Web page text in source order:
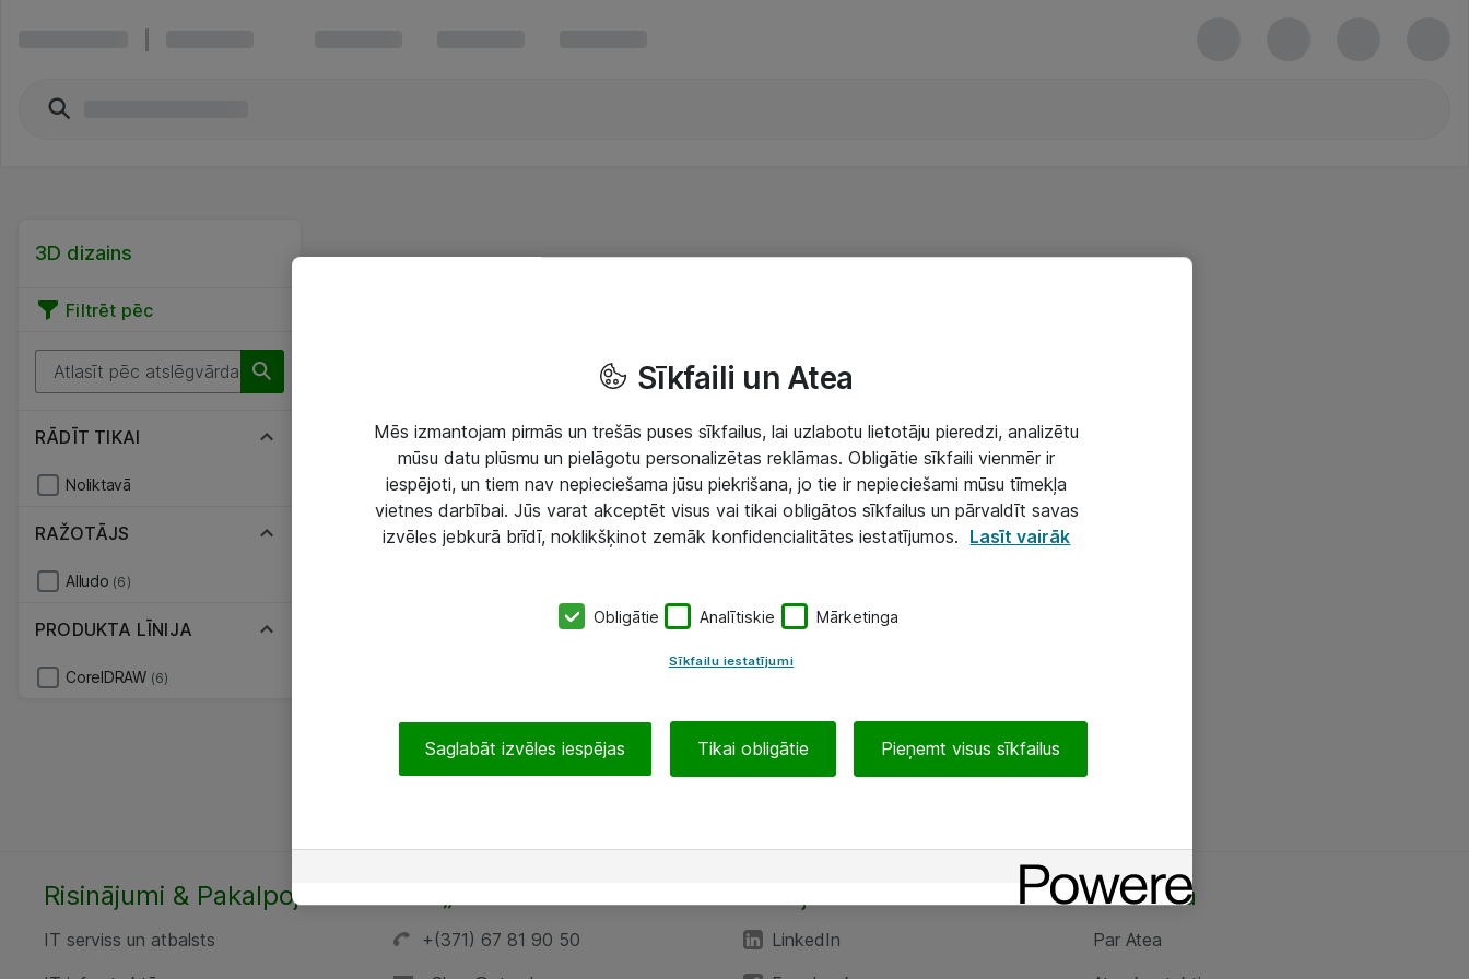
3D dizains
Filtrēt pēc
RĀDĪT TIKAI
Noliktavā
RAŽOTĀJS
Alludo (6)
PRODUKTA LĪNIJA
CorelDRAW (6)
Risinājumi & Pakalpojumi
IT serviss un atbalsts
+(371) 67 81 90 50
LinkedIn
Par Atea
Par Atea
Sīkfaili un Atea
Mēs izmantojam pirmās un trešās puses sīkfailus, lai uzlabotu lietotāju pieredzi, analizētu
mūsu datu plūsmu un pielāgotu personalizētas reklāmas. Obligātie sīkfaili vienmēr ir
iespējoti, un tiem nav nepieciešama jūsu piekrišana, jo tie ir nepieciešami mūsu tīmekļa
vietnes darbībai. Jūs varat akceptēt visus vai tikai obligātos sīkfailus un pārvaldīt savas
izvēles jebkurā brīdī, noklikšķinot zemāk konfidencialitātes iestatījumos. Lasīt vairāk
Obligātie Analītiskie Mārketinga
Sīkfailu iestatījumi
Saglabāt izvēles iespējas Tikai obligātie Pieņemt visus sīkfailus